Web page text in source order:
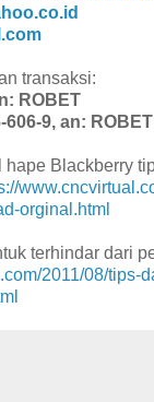
transaksi:
ROBET
606-9, an: ROBET
Blackberry
orginal.html
terhindar dari
2011/08/tips-